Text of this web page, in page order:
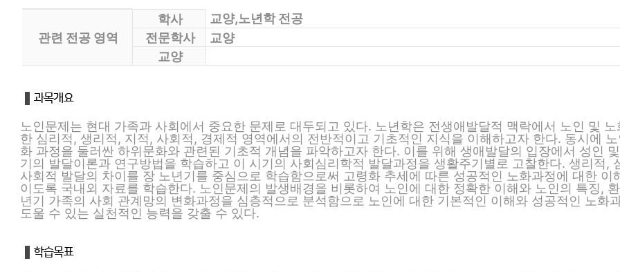
관련 전공 영역
학사
교양,노년학 전공
전문학사
교양
교양
노인문제는 현대 가족과 사회에서 중요한 문제로 대두되고 있다. 노년학은 전생애발달적 맥락에서 노인 및 노
한 심리적, 생리적, 지적, 사회적, 경제적 영역에서의 전반적이고 기초적인 지식을 이해하고자 한다. 동시에 노
화 과정을 둘러싼 하위문화와 관련된 기초적 개념을 파악하고자 한다. 이를 위해 생애발달의 입장에서 성인
기의 발달이론과 연구방법을 학습하고 이 시기의 사회심리학적 발달과정을 생활주기별로 고찰한다. 생리적,
사회적 발달의 차이를 장 노년기를 중심으로 학습함으로써 고령화 추세에 따른 성공적인 노화과정에 대한 이
이도록 국내외 자료를 학습한다. 노인문제의 발생배경을 비롯하여 노인에 대한 정확한 이해와 노인의 특징,
년기 가족의 사회 관계망의 변화과정을 심층적으로 분석함으로 노인에 대한 기본적인 이해와 성공적인 노화
도울 수 있는 실천적인 능력을 갖출 수 있다.